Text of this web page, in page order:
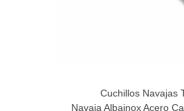
Cuchillos Navajas
Navaja Albainox Acero